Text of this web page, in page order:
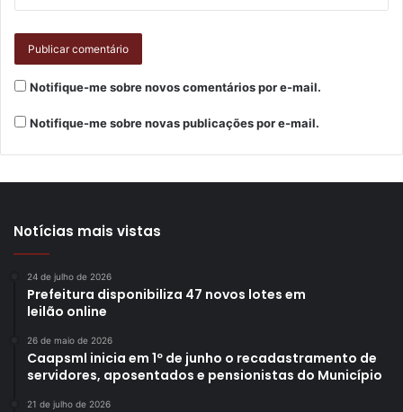
Notifique-me sobre novos comentários por e-mail.
Notifique-me sobre novas publicações por e-mail.
Notícias mais vistas
24 de julho de 2026
Prefeitura disponibiliza 47 novos lotes em
leilão online
26 de maio de 2026
Caapsml inicia em 1º de junho o recadastramento de
servidores, aposentados e pensionistas do Município
21 de julho de 2026